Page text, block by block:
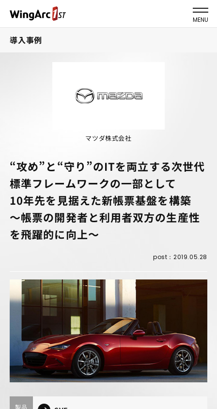
MENU
導入事例
マツダ株式会社
“攻め”と“守り”のITを両立する次世代
標準フレームワークの一部として
10年先を見据えた新帳票基盤を構築
～帳票の開発者と利用者双方の生産性
を飛躍的に向上～
post：2019.05.28
製品